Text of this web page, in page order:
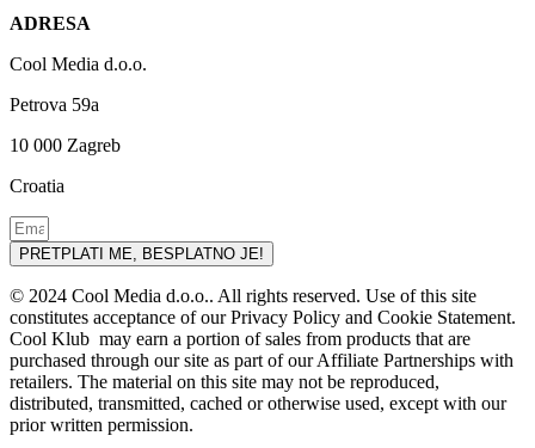
ADRESA
Cool Media d.o.o.
Petrova 59a
10 000 Zagreb
Croatia
PRETPLATI ME, BESPLATNO JE!
© 2024 Cool Media d.o.o.. All rights reserved. Use of this site
constitutes acceptance of our Privacy Policy and Cookie Statement.
Cool Klub may earn a portion of sales from products that are
purchased through our site as part of our Affiliate Partnerships with
retailers. The material on this site may not be reproduced,
distributed, transmitted, cached or otherwise used, except with our
prior written permission.